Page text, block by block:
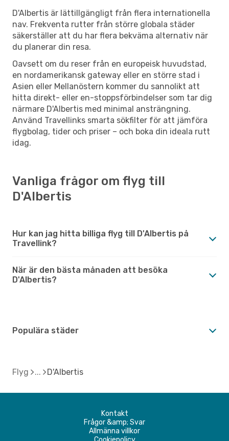
D'Albertis är lättillgängligt från flera internationella
nav. Frekventa rutter från större globala städer
säkerställer att du har flera bekväma alternativ när
du planerar din resa.
Oavsett om du reser från en europeisk huvudstad,
en nordamerikansk gateway eller en större stad i
Asien eller Mellanöstern kommer du sannolikt att
hitta direkt- eller en-stoppsförbindelser som tar dig
närmare D'Albertis med minimal ansträngning.
Använd Travellinks smarta sökfilter för att jämföra
flygbolag, tider och priser – och boka din ideala rutt
idag.
Vanliga frågor om flyg till
D'Albertis
Hur kan jag hitta billiga flyg till D'Albertis på
Travellink?
När är den bästa månaden att besöka
D'Albertis?
Populära städer
Flyg D'Albertis
Kontakt
Frågor &amp; Svar
Allmänna villkor